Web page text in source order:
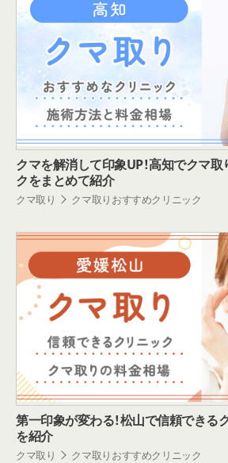
クマを解消して印象UP！高知でクマ
クをまとめて紹介
クマ取り クマ取りおすすめクリニック
第一印象が変わる！松山で信頼できる
を紹介
クマ取り クマ取りおすすめクリニック